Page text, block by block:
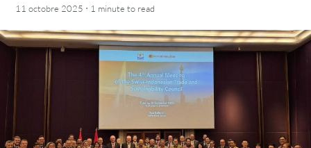
11 octobre 2025 · 1 minute to read